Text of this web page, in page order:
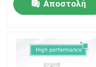
παραρτήματος
Αποστολή